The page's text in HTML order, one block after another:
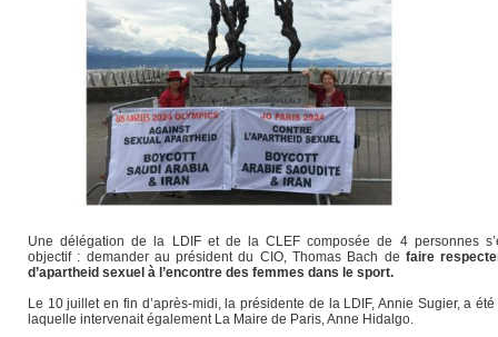
Une délégation de la LDIF et de la CLEF composée de 4 personnes
objectif : demander au président du CIO, Thomas Bach de faire
d’apartheid sexuel à l’encontre des femmes dans le sport.
Le 10 juillet en fin d’après-midi, la présidente de la LDIF, Annie Sugier, a
laquelle intervenait également La Maire de Paris, Anne Hidalgo.